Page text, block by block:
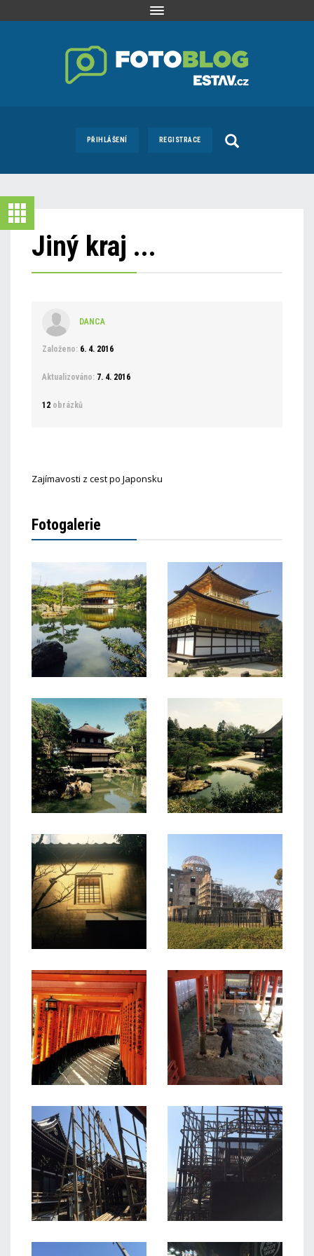
Toggle
PŘIHLÁŠENÍ REGISTRACE
Jiný kraj ...
DANCA
Založeno: 6. 4. 2016
Aktualizováno: 7. 4. 2016
12 obrázků
Zajímavosti z cest po Japonsku
Fotogalerie